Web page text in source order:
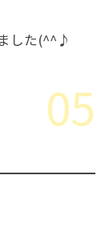
した(^^♪
05